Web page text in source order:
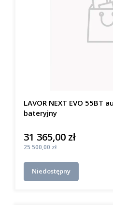
LAVOR NEXT EVO 55BT
bateryjny
Cena
31 365,00 zł
Cena
25 500,00 zł
Niedostępny